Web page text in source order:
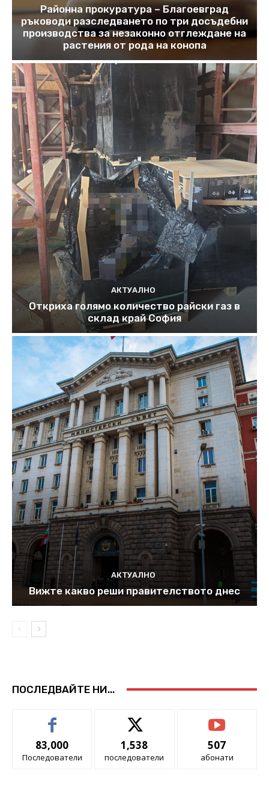
Районна прокуратура – Благоевград
ръководи разследването по три досъдебни
производства за незаконно отглеждане на
растения от рода на конопа
АКТУАЛНО
Откриха голямо количество райски газ в
склад край София
АКТУАЛНО
Вижте какво реши правителството днес
ПОСЛЕДВАЙТЕ НИ...
83,000
Последователи
1,538
последователи
507
абонати